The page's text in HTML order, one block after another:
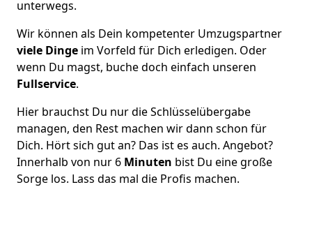
unterwegs.
Wir können als Dein kompetenter Umzugspartner
viele Dinge im Vorfeld für Dich erledigen. Oder
wenn Du magst, buche doch einfach unseren
Fullservice.
Hier brauchst Du nur die Schlüsselübergabe
managen, den Rest machen wir dann schon für
Dich. Hört sich gut an? Das ist es auch. Angebot?
Innerhalb von nur 6 Minuten bist Du eine große
Sorge los. Lass das mal die Profis machen.